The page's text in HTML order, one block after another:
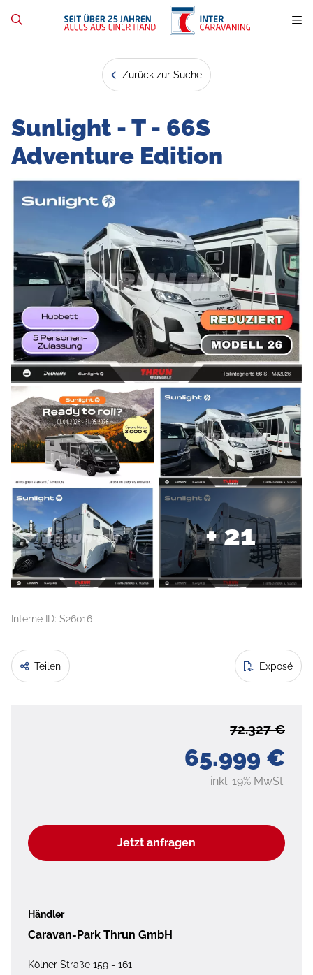
Zurück zur Suche
Sunlight - T - 66S
Adventure Edition
+ 21
Interne ID: S26016
Teilen Exposé
65.999 €
72.327 €
inkl. 19% MwSt.
Jetzt anfragen
Händler
Caravan-Park Thrun GmbH
Kölner Straße 159 - 161